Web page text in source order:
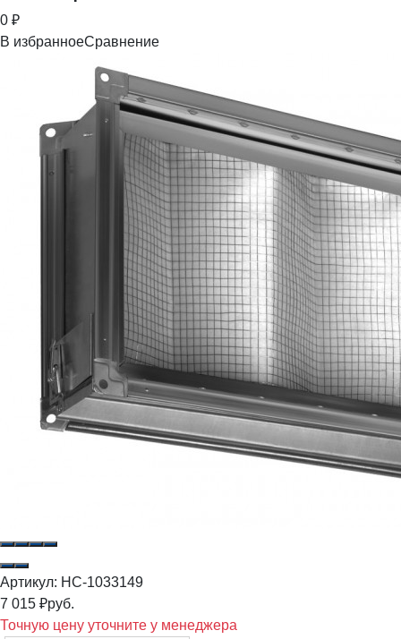
0 ₽
В избранноеСравнение
Артикул: НС-1033149
7 015 ₽руб.
Точную цену уточните у менеджера